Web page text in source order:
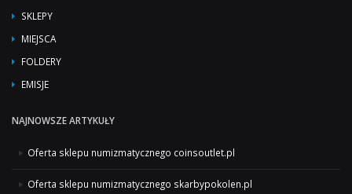
SKLEPY
MIEJSCA
FOLDERY
EMISJE
NAJNOWSZE ARTYKUŁY
Oferta sklepu numizmatycznego coinsoutlet.pl
Oferta sklepu numizmatycznego skarbypokolen.pl